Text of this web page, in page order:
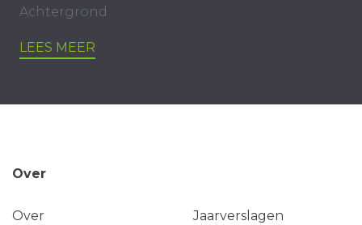
Achtergrond
LEES MEER
Over
Over Jaarverslagen